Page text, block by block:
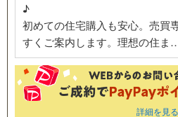
♪
初めての住宅購入も安心。売買
すくご案内します。理想の住ま
詳細を見る